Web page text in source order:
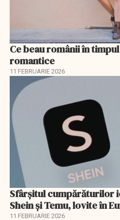
Ce beau românii în
romantice
11 FEBRUARIE 2026
Sfârșitul cumpărăturilor
Shein și Temu, lovite în
11 FEBRUARIE 2026